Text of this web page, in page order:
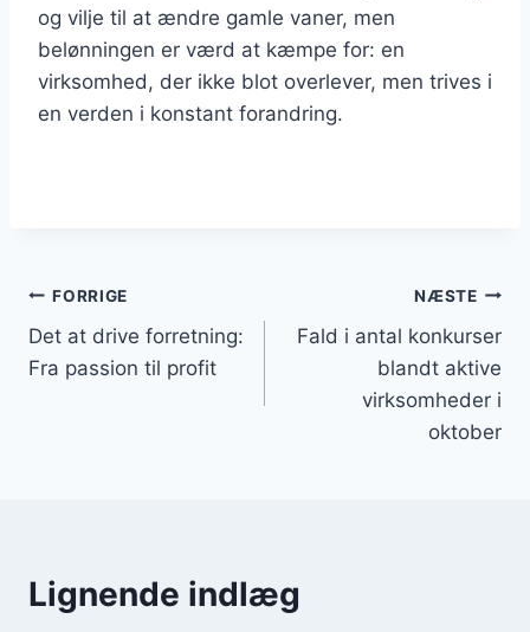
og vilje til at ændre gamle vaner, men
belønningen er værd at kæmpe for: en
virksomhed, der ikke blot overlever, men trives i
en verden i konstant forandring.
Indlægsnavigation
FORRIGE
Det at drive forretning:
Fra passion til profit
NÆSTE
Fald i antal konkurser
blandt aktive
virksomheder i
oktober
Lignende indlæg